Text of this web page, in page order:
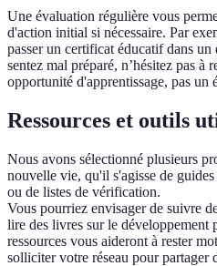
Une évaluation régulière vous
d'action initial si nécessaire. Par
passer un certificat éducatif dans
sentez mal préparé, n’hésitez pas à
opportunité d'apprentissage, pas un
Ressources et outils
Nous avons sélectionné plusieurs
nouvelle vie, qu'il s'agisse de
ou de listes de vérification.
Vous pourriez envisager de suivre
lire des livres sur le développement
ressources vous aideront à rester
solliciter votre réseau pour partager